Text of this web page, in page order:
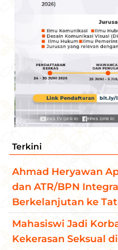
Terkini
Ahmad Heryawan
dan ATR/BPN
Berkelanjutan ke
Mahasiswi Jadi
Kekerasan Seksual